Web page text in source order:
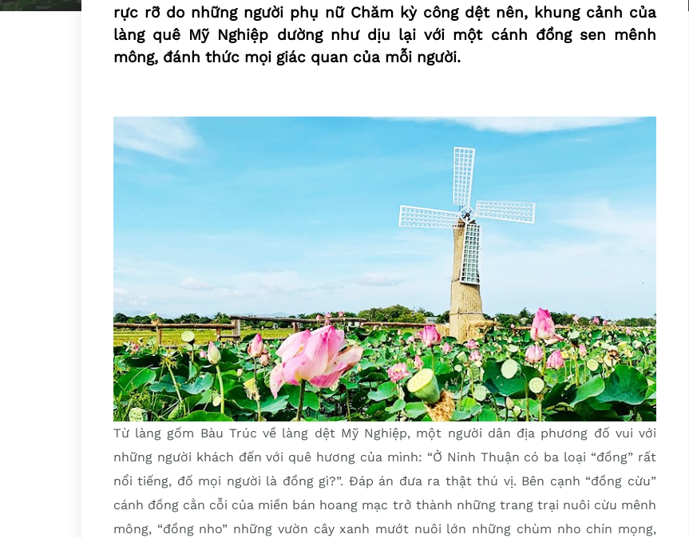
rực rỡ do những người phụ nữ Chăm kỳ công dệt nên, khung cảnh của
làng quê Mỹ Nghiệp dường như dịu lại với một cánh đồng sen mênh
mông, đánh thức mọi giác quan của mỗi người.
Từ làng gốm Bàu Trúc về làng dệt Mỹ Nghiệp, một người dân địa phương đố vui với
những người khách đến với quê hương của mình: “Ở Ninh Thuận có ba loại “đồng” rất
nổi tiếng, đố mọi người là đồng gì?”. Đáp án đưa ra thật thú vị. Bên cạnh “đồng cừu”
cánh đồng cằn cỗi của miền bán hoang mạc trở thành những trang trại nuôi cừu mênh
mông, “đồng nho” những vườn cây xanh mướt nuôi lớn những chùm nho chín mọng,